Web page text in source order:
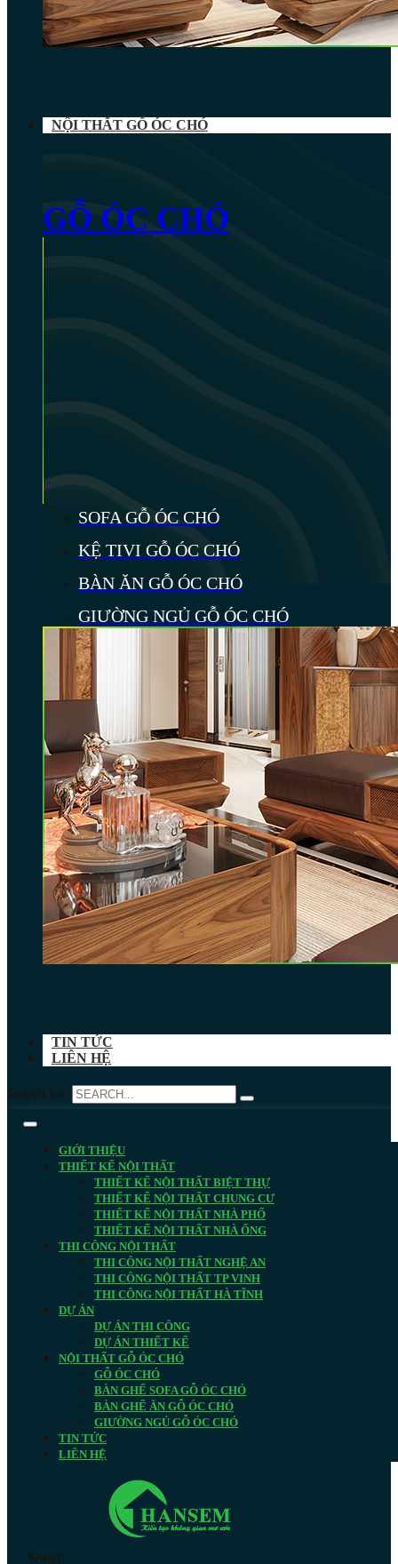
NỘI THẤT GỖ ÓC CHÓ
GỖ ÓC CHÓ
SOFA GỖ ÓC CHÓ
KỆ TIVI GỖ ÓC CHÓ
BÀN ĂN GỖ ÓC CHÓ
GIƯỜNG NGỦ GỖ ÓC CHÓ
TIN TỨC
LIÊN HỆ
Search for:
GIỚI THIỆU
THIẾT KẾ NỘI THẤT
THIẾT KẾ NỘI THẤT BIỆT THỰ
THIẾT KẾ NỘI THẤT CHUNG CƯ
THIẾT KẾ NỘI THẤT NHÀ PHỐ
THIẾT KẾ NỘI THẤT NHÀ ỐNG
THI CÔNG NỘI THẤT
THI CÔNG NỘI THẤT NGHỆ AN
THI CÔNG NỘI THẤT TP VINH
THI CÔNG NỘI THẤT HÀ TĨNH
DỰ ÁN
DỰ ÁN THI CÔNG
DỰ ÁN THIẾT KẾ
NỘI THẤT GỖ ÓC CHÓ
GỖ ÓC CHÓ
BÀN GHẾ SOFA GỖ ÓC CHÓ
BÀN GHẾ ĂN GỖ ÓC CHÓ
GIƯỜNG NGỦ GỖ ÓC CHÓ
TIN TỨC
LIÊN HỆ
Search